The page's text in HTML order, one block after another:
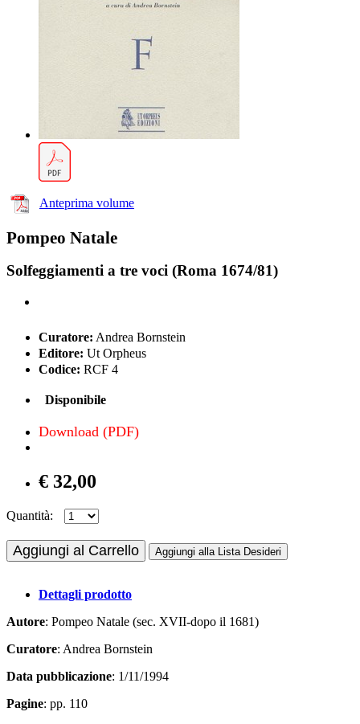
Anteprima volume
Pompeo Natale
Solfeggiamenti a tre voci (Roma 1674/81)
Curatore: Andrea Bornstein
Editore: Ut Orpheus
Codice: RCF 4
Disponibile
Download (PDF)
€ 32,00
Quantità:
Aggiungi al Carrello Aggiungi alla Lista Desideri
Dettagli prodotto
Autore: Pompeo Natale (sec. XVII-dopo il 1681)
Curatore: Andrea Bornstein
Data pubblicazione: 1/11/1994
Pagine: pp. 110